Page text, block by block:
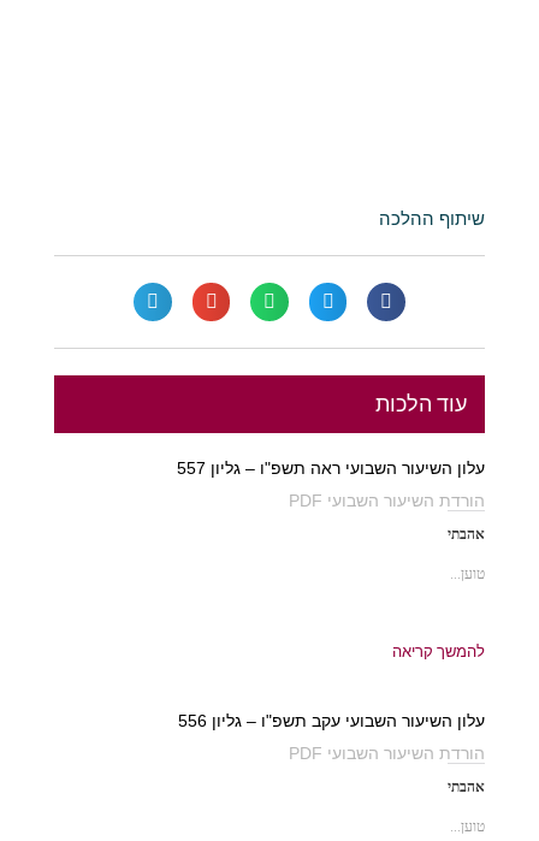
שיתוף ההלכה
עוד הלכות
עלון השיעור השבועי ראה תשפ"ו – גליון 557
הורדת השיעור השבועי PDF
אהבתי
טוען...
להמשך קריאה
עלון השיעור השבועי עקב תשפ"ו – גליון 556
הורדת השיעור השבועי PDF
אהבתי
טוען...